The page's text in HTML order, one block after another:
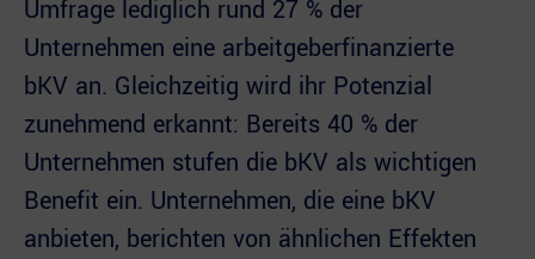
Umfrage lediglich rund 27 % der
Unternehmen eine arbeitgeberfinanzierte
bKV an. Gleichzeitig wird ihr Potenzial
zunehmend erkannt: Bereits 40 % der
Unternehmen stufen die bKV als wichtigen
Benefit ein. Unternehmen, die eine bKV
anbieten, berichten von ähnlichen Effekten